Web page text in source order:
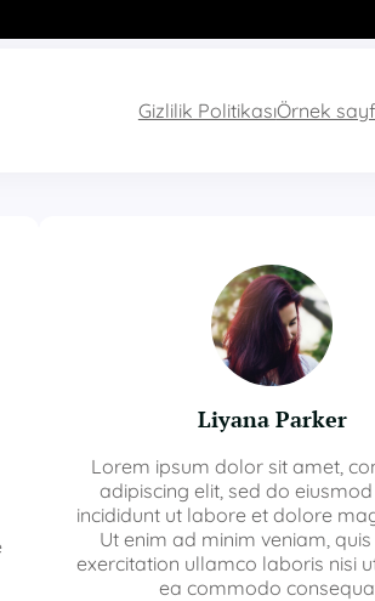
Gizlilik PolitikasıÖrnek
Liyana Parker
Lorem ipsum dolor sit amet,
adipiscing elit, sed do
incididunt ut labore et dolore
Ut enim ad minim veniam,
exercitation ullamco laboris nisi
ea commodo